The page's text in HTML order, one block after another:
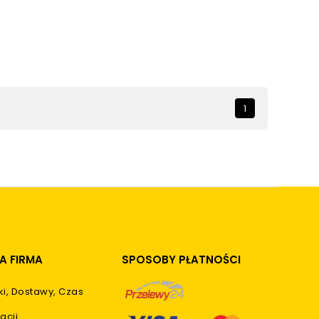
1
FIRMA
Dostawy, Czas
SPOSOBY PŁATNOŚCI